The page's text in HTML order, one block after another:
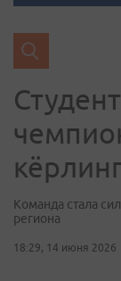
Команда стала
региона
18:29, 14 июня 2026